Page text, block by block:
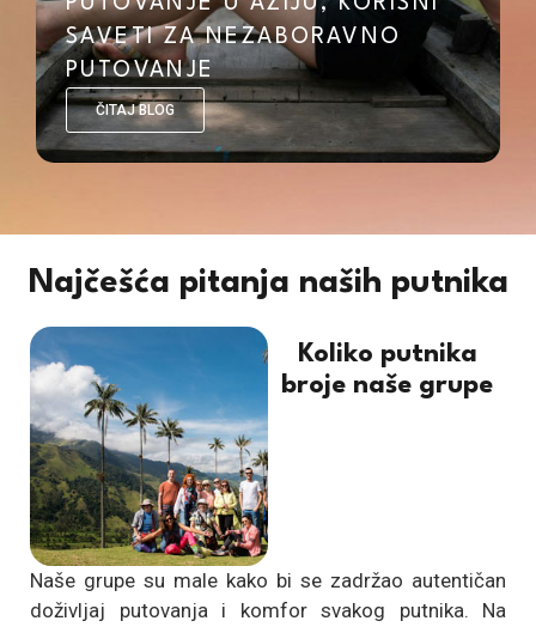
SAVETI ZA NEZABORAVNO
PUTOVANJE
ČITAJ BLOG
Najčešća pitanja naših putnika
Koliko putnika
broje naše grupe
Naše grupe su male kako bi se zadržao autentičan
doživljaj putovanja i komfor svakog putnika. Na